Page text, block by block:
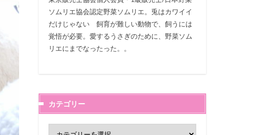
ソムリエ協会認定野菜ソムリエ。兎はカワイイ
だけじゃない 飼育が難しい動物で、飼うには
覚悟が必要。愛するうさぎのために、野菜ソム
リエにまでなったった。。
カテゴリー